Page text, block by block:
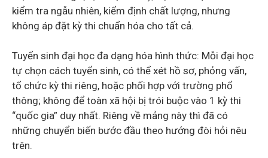
kiểm tra ngẫu nhiên, kiểm định chất lượng, nhưng
không áp đặt kỳ thi chuẩn hóa cho tất cả.
Tuyển sinh đại học đa dạng hóa hình thức: Mỗi đại học
tự chọn cách tuyển sinh, có thể xét hồ sơ, phỏng vấn,
tổ chức kỳ thi riêng, hoặc phối hợp với trường phổ
thông; không để toàn xã hội bị trói buộc vào 1 kỳ thi
“quốc gia” duy nhất. Riêng về mảng này thì đã có
những chuyển biến bước đầu theo hướng đòi hỏi nêu
trên.